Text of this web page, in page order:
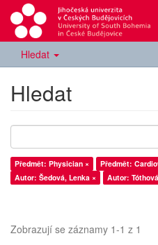
Hledat
Hledat
Předmět: Physician ×
Předmět:
Autor: Šedová, Lenka ×
Autor:
Zobrazují se záznamy 1-1 z 1